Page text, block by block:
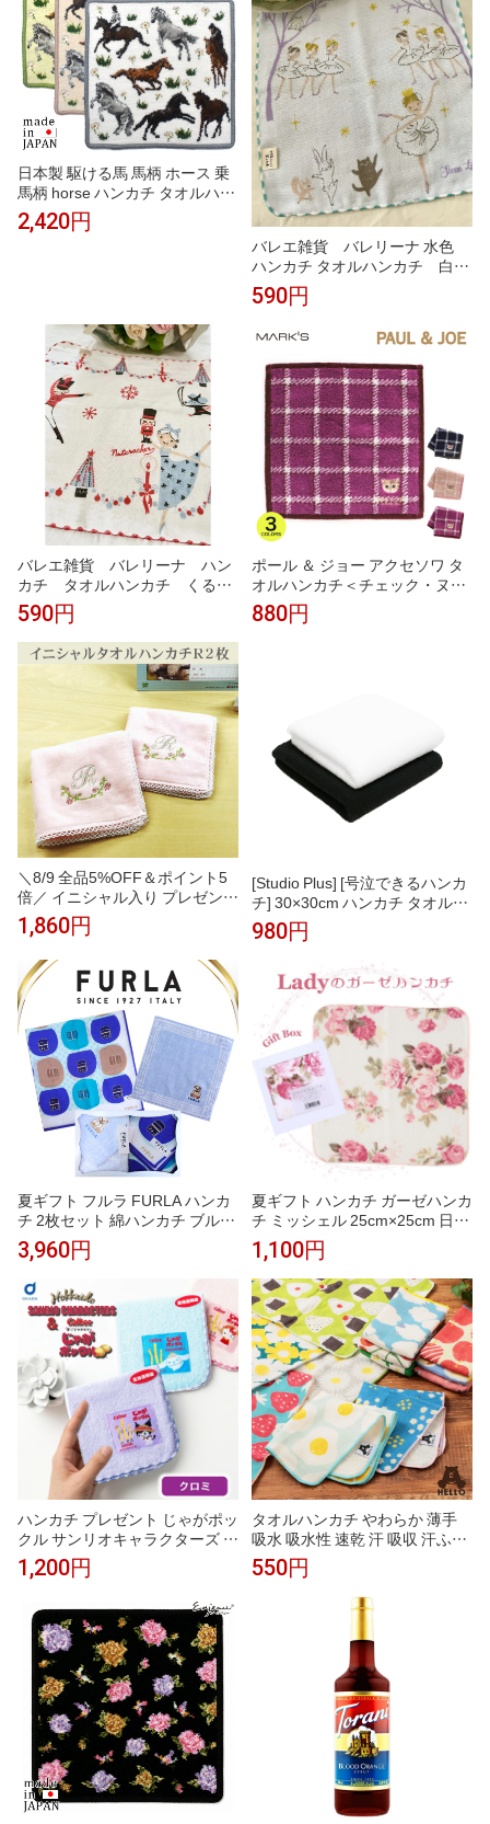
お礼 お返し お祝い
日本製 駆ける馬 馬柄 ホース 乗
馬柄 horse ハンカチ タオルハン
カチ シェニール織 アーンジョー
ギフト プレゼント
2,420円
バレエ雑貨 バレリーナ 水色
ハンカチ タオルハンカチ 白鳥
の湖 プチギフト Shinzi Katoh
発表会プレゼント
590円
バレエ雑貨 バレリーナ ハン
カチ タオルハンカチ くるみ
割り人形 プチギフトShinzi K
atoh
590円
ポール ＆ ジョー アクセソワ タ
オルハンカチ＜チェック・ヌネ
ット刺繍 ＞ チェック柄 大人か
わいい 綿100％ スリット糸使用
880円
＼8/9 全品5%OFF＆ポイント5
倍／ イニシャル入り プレゼント
【イニシャルRのタオルハンカチ
ピンク2枚】プレゼント 女性 タ
オルハンカチ ギフト イニシャル
タオル ギフト ハンカチ イニシ
ャル入り 女性 女性 内祝い お返
し 刺繍 誕生
1,860円
[Studio Plus] [号泣できるハンカ
チ] 30×30cm ハンカチ タオル地
厚手 泣くシーンで活躍 結婚式
葬式 冠婚葬祭 入園式 卒園式 入
980円
夏ギフト フルラ FURLA ハンカ
チ 2枚セット 綿ハンカチ ブルー
50cm タオルハンカチ ブルー 23
cm 高級 海外 イタリア レディー
ス ブランド ギフト プレゼント
女性 人気 おしゃれ かわいい フ
ェミニン スタイリッシュ ラッピ
ング対応 誕生日 お礼 お返し お
祝い
3,960円
夏ギフト ハンカチ ガーゼハンカ
チ ミッシェル 25cm×25cm 日本
製 ギフトボックス入り レディー
ス ギフト プレゼント 女性 赤ち
ゃん ベビー おしゃれ 人気 誕生
日 お礼 お返し お祝い ノベルテ
ィ 贈答品 敬老の日 タオルギフ
ト
1,100円
ハンカチ プレゼント じゃがポッ
クル サンリオキャラクターズ 織
ネームタオル クロミ 1枚 北海道
限定 タオル ハンカチ キティち
ゃん Sanrio キャラクター グッ
ズ お土産 プレゼント ギフト か
わいい レディース 子供 北海道
土産 父の日 【パケ】
1,200円
タオルハンカチ やわらか 薄手
吸水 吸水性 速乾 汗 吸収 汗ふき
おしゃれ 柄物 レディース 女の
子 かわいい まとめ買い 綿 綿10
0 コットン HELLOBEAR 現代百
貨 A293 Gh018
550円